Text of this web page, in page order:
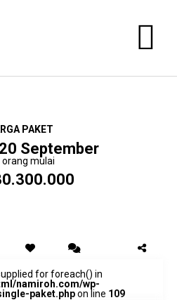
September
PAKET
orang mulai
for foreach() in
namiroh.com/wp-
paket.phpon line 109